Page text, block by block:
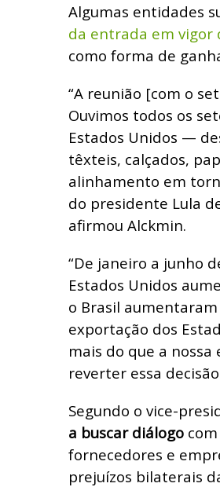
Algumas entidades
da entrada em vigor
como forma de
“A reunião [com o
Ouvimos todos os
Estados Unidos —
têxteis, calçados,
alinhamento em
do presidente Lula
afirmou Alckmin.
“De janeiro a junho
Estados Unidos
o Brasil
exportação dos
mais do que a
reverter essa
Segundo o vice-
a buscar diálogo
fornecedores e
prejuízos bilaterais